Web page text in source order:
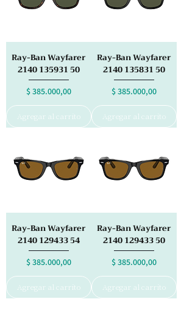
Ray-Ban Wayfarer
2140 135931 50
Precio
$ 385.000,00
Agregar al carrito
Ray-Ban Wayfarer
2140 135831 50
Precio
$ 385.000,00
Agregar al carrito
Ray-Ban Wayfarer
2140 129433 54
Precio
$ 385.000,00
Agregar al carrito
Ray-Ban Wayfarer
2140 129433 50
Precio
$ 385.000,00
Agregar al carrito